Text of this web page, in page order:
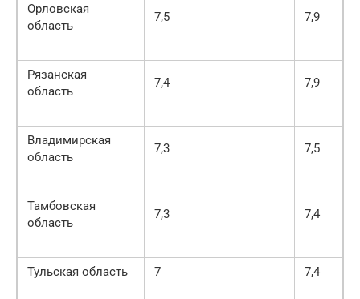
Орловская
область
7,5 7,9
Рязанская
область
7,4 7,9
Владимирская
область
7,3 7,5
Тамбовская
область
7,3 7,4
Тульская область 7 7,4